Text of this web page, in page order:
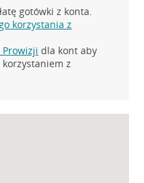
gotówki z konta.
korzystania z
Prowizji dla kont aby
z